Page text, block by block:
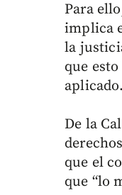
Para
implica
la
que
aplicado.
De la
que el
que “lo